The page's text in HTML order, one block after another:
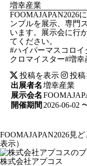
増幸産業
FOOMAJAPAN2026
ンプルを展示、専門
います。展示会に行
てください。
#ハイパーマスコロイ
クロマイスター#増
投稿を表示
投
出展者名 増幸産業
展示会名
開催期間 2026-06-02
FOOMAJAPAN2026見
表示）
株式会社アプコス